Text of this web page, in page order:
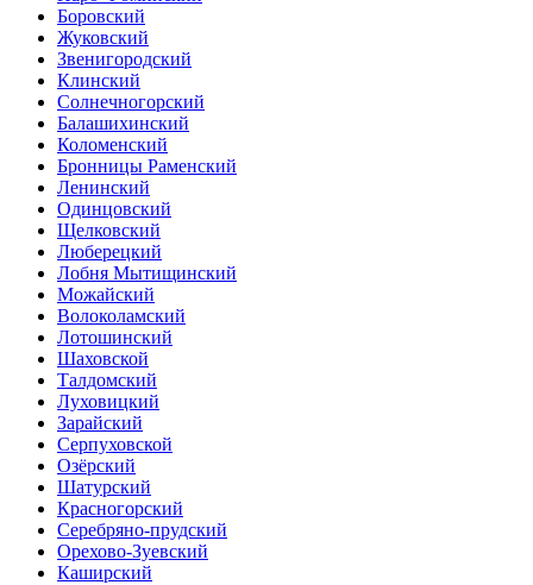
Боровский
Жуковский
Звенигородский
Клинский
Солнечногорский
Балашихинский
Коломенский
Бронницы Раменский
Ленинский
Одинцовский
Щелковский
Люберецкий
Лобня Мытищинский
Можайский
Волоколамский
Лотошинский
Шаховской
Талдомский
Луховицкий
Зарайский
Серпуховской
Озёрский
Шатурский
Красногорский
Серебряно-прудский
Орехово-Зуевский
Каширский